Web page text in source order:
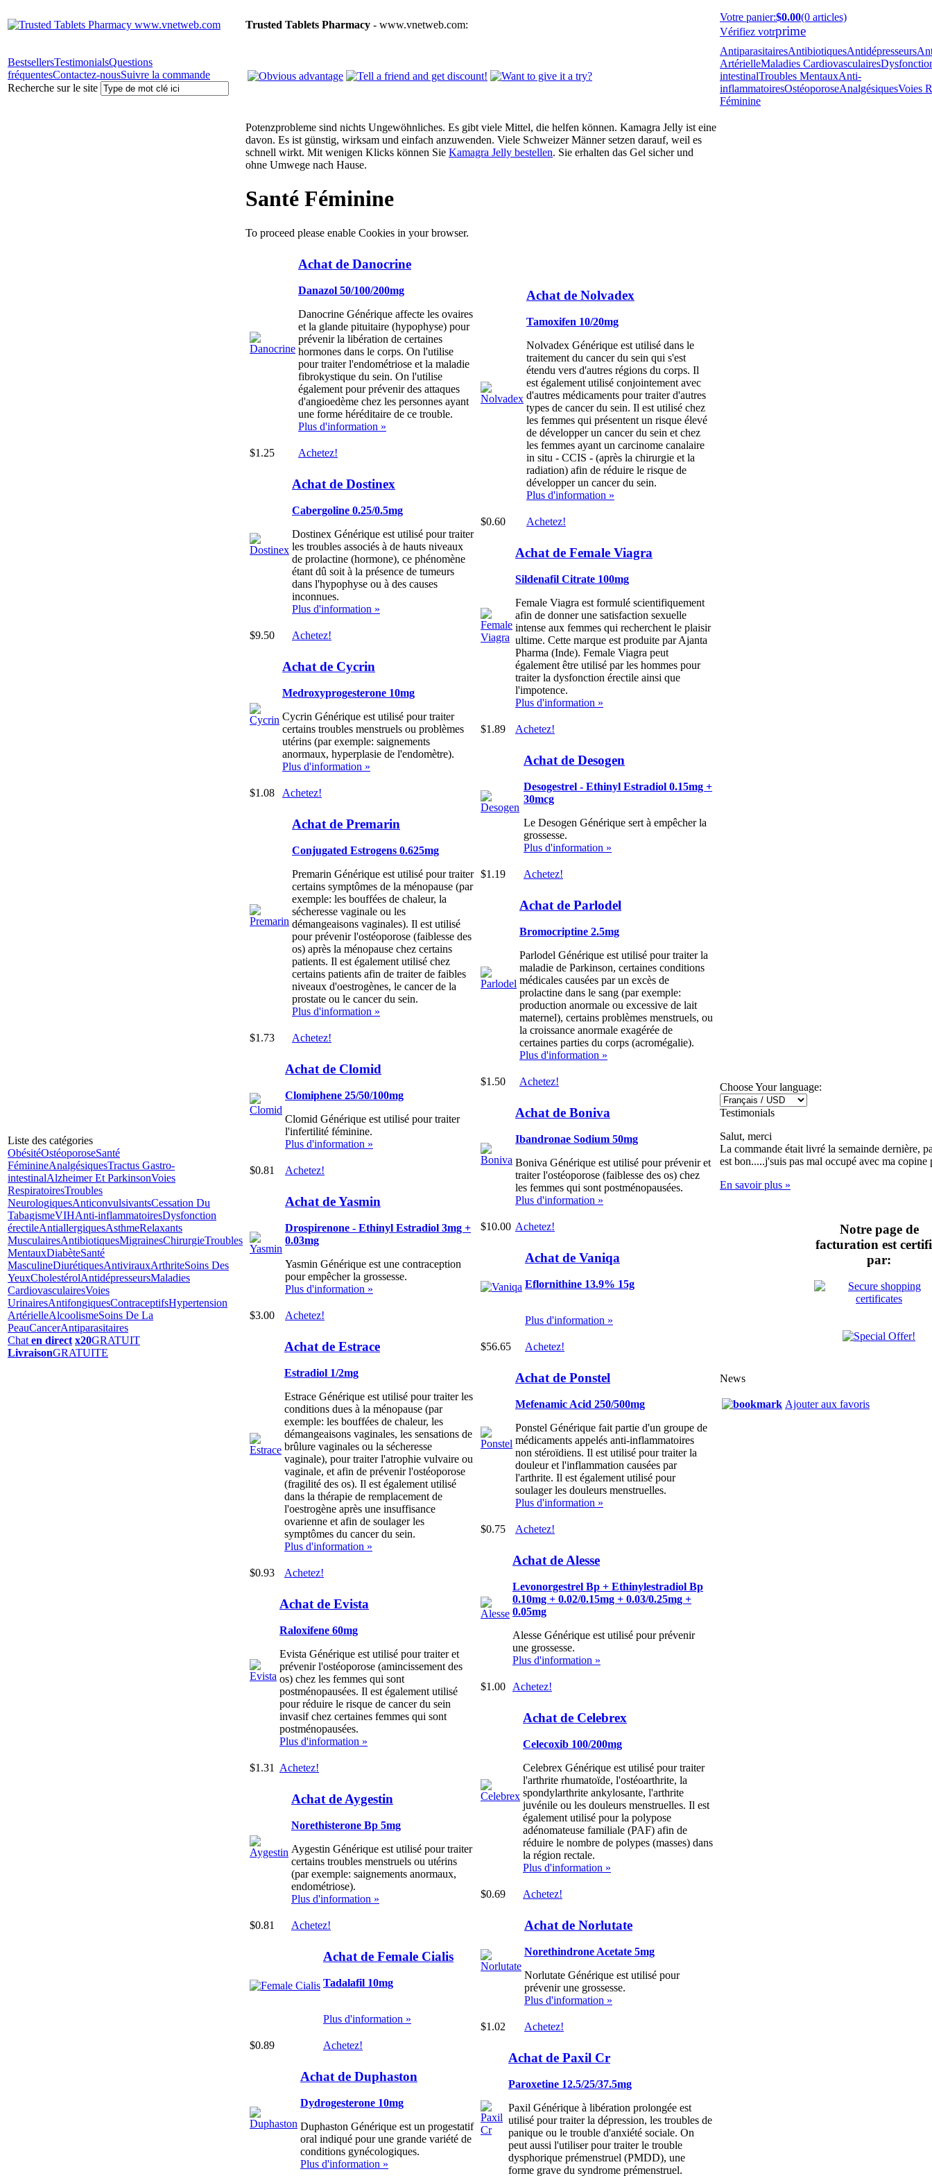
Trusted Tablets Pharmacy - www.vnetweb.com:
Votre panier:$0.00(0 articles)
Vérifiez votrprime
BestsellersTestimonialsQuestions
fréquentesContactez-nousSuivre la commande
Recherche sur le site
AntiparasitairesAntibiotiquesAntidépresseurs
ArtérielleMaladies Cardiovasculaires
intestinalTroubles MentauxAnti-
inflammatoiresOstéoporoseAnalgésiquesVoies
Féminine
Liste des catégories
ObésitéOstéoporoseSanté
FéminineAnalgésiquesTractus Gastro-
intestinalAlzheimer Et ParkinsonVoies
RespiratoiresTroubles
NeurologiquesAnticonvulsivantsCessation Du
TabagismeVIHAnti-inflammatoiresDysfonction
érectileAntiallergiquesAsthmeRelaxants
MusculairesAntibiotiquesMigrainesChirurgieTroubles
MentauxDiabèteSanté
MasculineDiurétiquesAntivirauxArthriteSoins Des
YeuxCholestérolAntidépresseursMaladies
CardiovasculairesVoies
UrinairesAntifongiquesContraceptifsHypertension
ArtérielleAlcoolismeSoins De La
PeauCancerAntiparasitaires
Chat en direct x20GRATUIT
LivraisonGRATUITE
Potenzprobleme sind nichts Ungewöhnliches. Es gibt viele Mittel, die helfen können. Kamagra Jelly ist eine
davon. Es ist günstig, wirksam und einfach anzuwenden. Viele Schweizer Männer setzen darauf, weil es
schnell wirkt. Mit wenigen Klicks können Sie Kamagra Jelly bestellen. Sie erhalten das Gel sicher und
ohne Umwege nach Hause.
Santé Féminine
To proceed please enable Cookies in your browser.
Achat de Danocrine
Danazol 50/100/200mg
Danocrine Générique affecte les ovaires
et la glande pituitaire (hypophyse) pour
prévenir la libération de certaines
hormones dans le corps. On l'utilise
pour traiter l'endométriose et la maladie
fibrokystique du sein. On l'utilise
également pour prévenir des attaques
d'angioedème chez les personnes ayant
une forme héréditaire de ce trouble.
Plus d'information »
$1.25 Achetez!
Achat de Dostinex
Cabergoline 0.25/0.5mg
Dostinex Générique est utilisé pour traiter
les troubles associés à de hauts niveaux
de prolactine (hormone), ce phénomène
étant dû soit à la présence de tumeurs
dans l'hypophyse ou à des causes
inconnues.
Plus d'information »
$9.50 Achetez!
Achat de Cycrin
Medroxyprogesterone 10mg
Cycrin Générique est utilisé pour traiter
certains troubles menstruels ou problèmes
utérins (par exemple: saignements
anormaux, hyperplasie de l'endomètre).
Plus d'information »
$1.08 Achetez!
Achat de Premarin
Conjugated Estrogens 0.625mg
Premarin Générique est utilisé pour traiter
certains symptômes de la ménopause (par
exemple: les bouffées de chaleur, la
sécheresse vaginale ou les
démangeaisons vaginales). Il est utilisé
pour prévenir l'ostéoporose (faiblesse des
os) après la ménopause chez certains
patients. Il est également utilisé chez
certains patients afin de traiter de faibles
niveaux d'oestrogènes, le cancer de la
prostate ou le cancer du sein.
Plus d'information »
$1.73 Achetez!
Achat de Clomid
Clomiphene 25/50/100mg
Clomid Générique est utilisé pour traiter
l'infertilité féminine.
Plus d'information »
$0.81 Achetez!
Achat de Yasmin
Drospirenone - Ethinyl Estradiol 3mg +
0.03mg
Yasmin Générique est une contraception
pour empêcher la grossesse.
Plus d'information »
$3.00 Achetez!
Achat de Estrace
Estradiol 1/2mg
Estrace Générique est utilisé pour traiter les
conditions dues à la ménopause (par
exemple: les bouffées de chaleur, les
démangeaisons vaginales, les sensations de
brûlure vaginales ou la sécheresse
vaginale), pour traiter l'atrophie vulvaire ou
vaginale, et afin de prévenir l'ostéoporose
(fragilité des os). Il est également utilisé
dans la thérapie de remplacement de
l'oestrogène après une insuffisance
ovarienne et afin de soulager les
symptômes du cancer du sein.
Plus d'information »
$0.93 Achetez!
Achat de Evista
Raloxifene 60mg
Evista Générique est utilisé pour traiter et
prévenir l'ostéoporose (amincissement des
os) chez les femmes qui sont
postménopausées. Il est également utilisé
pour réduire le risque de cancer du sein
invasif chez certaines femmes qui sont
postménopausées.
Plus d'information »
$1.31 Achetez!
Achat de Aygestin
Norethisterone Bp 5mg
Aygestin Générique est utilisé pour traiter
certains troubles menstruels ou utérins
(par exemple: saignements anormaux,
endométriose).
Plus d'information »
$0.81 Achetez!
Achat de Female Cialis
Tadalafil 10mg
Plus d'information »
$0.89 Achetez!
Achat de Duphaston
Dydrogesterone 10mg
Duphaston Générique est un progestatif
oral indiqué pour une grande variété de
conditions gynécologiques.
Plus d'information »
Achat de Nolvadex
Tamoxifen 10/20mg
Nolvadex Générique est utilisé dans le
traitement du cancer du sein qui s'est
étendu vers d'autres régions du corps. Il
est également utilisé conjointement avec
d'autres médicaments pour traiter d'autres
types de cancer du sein. Il est utilisé chez
les femmes qui présentent un risque élevé
de développer un cancer du sein et chez
les femmes ayant un carcinome canalaire
in situ - CCIS - (après la chirurgie et la
radiation) afin de réduire le risque de
développer un cancer du sein.
Plus d'information »
$0.60 Achetez!
Achat de Female Viagra
Sildenafil Citrate 100mg
Female Viagra est formulé scientifiquement
afin de donner une satisfaction sexuelle
intense aux femmes qui recherchent le plaisir
ultime. Cette marque est produite par Ajanta
Pharma (Inde). Female Viagra peut
également être utilisé par les hommes pour
traiter la dysfonction érectile ainsi que
l'impotence.
Plus d'information »
$1.89 Achetez!
Achat de Desogen
Desogestrel - Ethinyl Estradiol 0.15mg +
30mcg
Le Desogen Générique sert à empêcher la
grossesse.
Plus d'information »
$1.19 Achetez!
Achat de Parlodel
Bromocriptine 2.5mg
Parlodel Générique est utilisé pour traiter la
maladie de Parkinson, certaines conditions
médicales causées par un excès de
prolactine dans le sang (par exemple:
production anormale ou excessive de lait
maternel), certains problèmes menstruels, ou
la croissance anormale exagérée de
certaines parties du corps (acromégalie).
Plus d'information »
$1.50 Achetez!
Achat de Boniva
Ibandronae Sodium 50mg
Boniva Générique est utilisé pour prévenir et
traiter l'ostéoporose (faiblesse des os) chez
les femmes qui sont postménopausées.
Plus d'information »
$10.00 Achetez!
Achat de Vaniqa
Eflornithine 13.9% 15g
Plus d'information »
$56.65 Achetez!
Achat de Ponstel
Mefenamic Acid 250/500mg
Ponstel Générique fait partie d'un groupe de
médicaments appelés anti-inflammatoires
non stéroïdiens. Il est utilisé pour traiter la
douleur et l'inflammation causées par
l'arthrite. Il est également utilisé pour
soulager les douleurs menstruelles.
Plus d'information »
$0.75 Achetez!
Achat de Alesse
Levonorgestrel Bp + Ethinylestradiol Bp
0.10mg + 0.02/0.15mg + 0.03/0.25mg +
0.05mg
Alesse Générique est utilisé pour prévenir
une grossesse.
Plus d'information »
$1.00 Achetez!
Achat de Celebrex
Celecoxib 100/200mg
Celebrex Générique est utilisé pour traiter
l'arthrite rhumatoïde, l'ostéoarthrite, la
spondylarthrite ankylosante, l'arthrite
juvénile ou les douleurs menstruelles. Il est
également utilisé pour la polypose
adénomateuse familiale (PAF) afin de
réduire le nombre de polypes (masses) dans
la région rectale.
Plus d'information »
$0.69 Achetez!
Achat de Norlutate
Norethindrone Acetate 5mg
Norlutate Générique est utilisé pour
prévenir une grossesse.
Plus d'information »
$1.02 Achetez!
Achat de Paxil Cr
Paroxetine 12.5/25/37.5mg
Paxil Générique à libération prolongée est
utilisé pour traiter la dépression, les troubles de
panique ou le trouble d'anxiété sociale. On
peut aussi l'utiliser pour traiter le trouble
dysphorique prémenstruel (PMDD), une
forme grave du syndrome prémenstruel.
Choose Your language:
Testimonials
Salut, merci
La commande était livré la semainde dernière,
est bon.....j'suis pas mal occupé avec ma
En savoir plus »
Notre page de
facturation est
par:
News
Ajouter aux favoris